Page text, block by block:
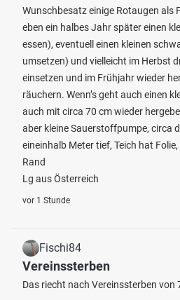
Wunschbesatz einige Rotaugen als
eben ein halbes Jahr später einen
essen), eventuell einen kleinen
umsetzen) und vielleicht im Herbst
einsetzen und im Frühjahr wieder
räuchern. Wenn’s geht auch einen
auch mit circa 70 cm wieder
aber kleine Sauerstoffpumpe, circa
eineinhalb Meter tief, Teich hat
Rand
Lg aus Österreich
vor 1 Stunde
Fischi84
Vereinssterben
Das riecht nach Vereinssterben von